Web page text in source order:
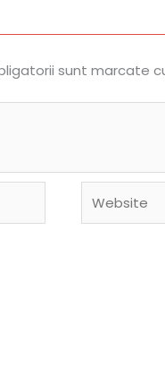
sunt marcate